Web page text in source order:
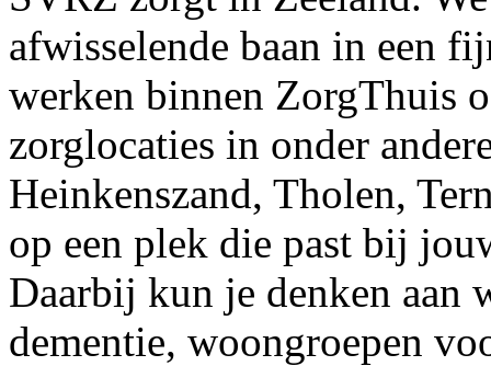
afwisselende baan in een
werken binnen ZorgThuis
zorglocaties in onder
Heinkenszand, Tholen,
op een plek die past bij
Daarbij kun je denken aan
dementie, woongroepen